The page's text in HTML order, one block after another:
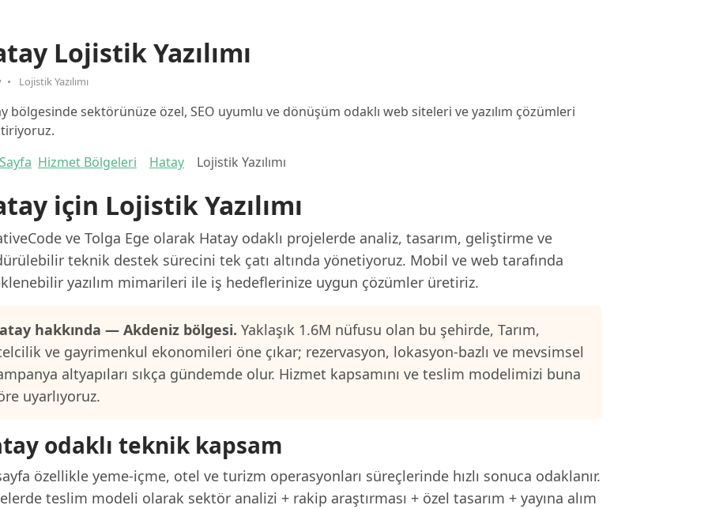
Lojistik Yazılımı
Lojistik Yazılımı
bölgesinde sektörünüze özel, SEO uyumlu ve dönüşüm odaklı web siteleri ve yazılım çözümleri
Hizmet Bölgeleri Hatay Lojistik Yazılımı
için Lojistik Yazılımı
ve Tolga Ege olarak Hatay odaklı projelerde analiz, tasarım, geliştirme ve
teknik destek sürecini tek çatı altında yönetiyoruz. Mobil ve web tarafında
yazılım mimarileri ile iş hedeflerinize uygun çözümler üretiriz.
hakkında — Akdeniz bölgesi. Yaklaşık 1.6M nüfusu olan bu şehirde, Tarım,
ve gayrimenkul ekonomileri öne çıkar; rezervasyon, lokasyon-bazlı ve mevsimsel
altyapıları sıkça gündemde olur. Hizmet kapsamını ve teslim modelimizi buna
uyarlıyoruz.
odaklı teknik kapsam
özellikle yeme-içme, otel ve turizm operasyonları süreçlerinde hızlı sonuca odaklanır.
teslim modeli olarak sektör analizi + rakip araştırması + özel tasarım + yayına alım